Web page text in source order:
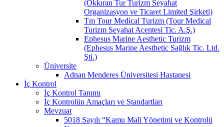
(Okkıran Tur Turizm Seyahat
Organizasyon ve Ticaret Limited Şirketi)
Tm Tour Medical Turizm (Tour Medical
Turizm Seyahat Acentesi Tic. A.Ş.)
Ephesus Marine Aesthetic Turizm
(Ephesus Marine Aesthetic Sağlık Tic. Ltd.
Şti.)
Üniversite
Adnan Menderes Üniversitesi Hastanesi
İç Kontrol
İç Kontrol Tanımı
İç Kontrolün Amaçları ve Standartları
Mevzuat
5018 Sayılı “Kamu Mali Yönetimi ve Kontrolü